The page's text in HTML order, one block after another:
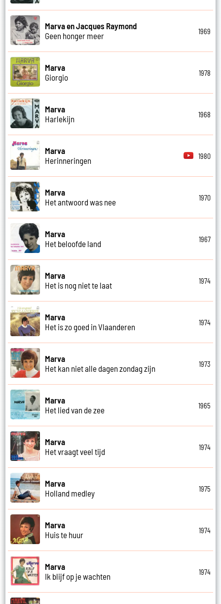
Marva en Jacques Raymond
Geen honger meer
1969
Marva
Giorgio
1978
Marva
Harlekijn
1968
Marva
Herinneringen
1980
Marva
Het antwoord was nee
1970
Marva
Het beloofde land
1967
Marva
Het is nog niet te laat
1974
Marva
Het is zo goed in Vlaanderen
1974
Marva
Het kan niet alle dagen zondag zijn
1973
Marva
Het lied van de zee
1965
Marva
Het vraagt veel tijd
1974
Marva
Holland medley
1975
Marva
Huis te huur
1974
Marva
Ik blijf op je wachten
1974